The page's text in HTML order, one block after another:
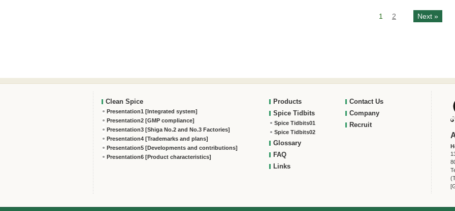
1 2 Next »
Clean Spice
Presentation1 [Integrated system]
Presentation2 [GMP compliance]
Presentation3 [Shiga No.2 and No.3 Factories]
Presentation4 [Trademarks and plans]
Presentation5 [Developments and contributions]
Presentation6 [Product characteristics]
Products
Spice Tidbits
Spice Tidbits01
Spice Tidbits02
Glossary
FAQ
Links
Contact Us
Company
Recruit